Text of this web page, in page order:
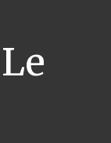
Le